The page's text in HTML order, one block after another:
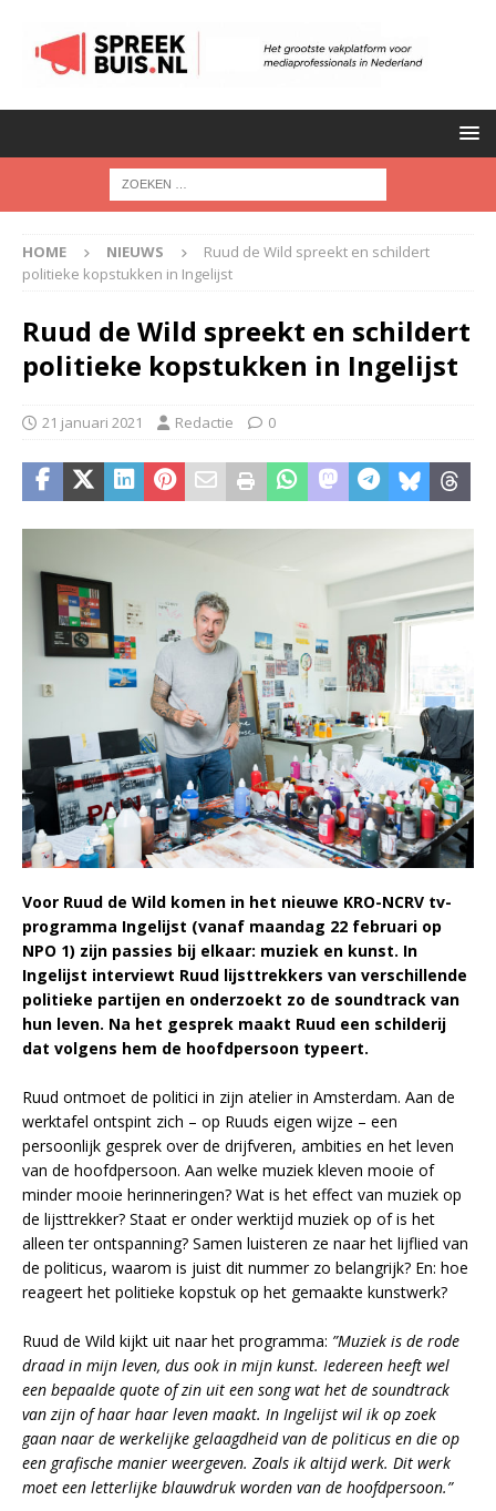
HOME NIEUWS
Ruud de Wild spreekt en schildert
politieke kopstukken in Ingelijst
Ruud de Wild spreekt en schildert
politieke kopstukken in Ingelijst
21 januari 2021 Redactie 0
Voor Ruud de Wild komen in het nieuwe KRO-NCRV tv-
programma Ingelijst (vanaf maandag 22 februari op
NPO 1) zijn passies bij elkaar: muziek en kunst. In
Ingelijst interviewt Ruud lijsttrekkers van verschillende
politieke partijen en onderzoekt zo de soundtrack van
hun leven. Na het gesprek maakt Ruud een schilderij
dat volgens hem de hoofdpersoon typeert.
Ruud ontmoet de politici in zijn atelier in Amsterdam. Aan de
werktafel ontspint zich – op Ruuds eigen wijze – een
persoonlijk gesprek over de drijfveren, ambities en het leven
van de hoofdpersoon. Aan welke muziek kleven mooie of
minder mooie herinneringen? Wat is het effect van muziek op
de lijsttrekker? Staat er onder werktijd muziek op of is het
alleen ter ontspanning? Samen luisteren ze naar het lijflied van
de politicus, waarom is juist dit nummer zo belangrijk? En: hoe
reageert het politieke kopstuk op het gemaakte kunstwerk?
Ruud de Wild kijkt uit naar het programma: ”Muziek is de rode
draad in mijn leven, dus ook in mijn kunst. Iedereen heeft wel
een bepaalde quote of zin uit een song wat het de soundtrack
van zijn of haar haar leven maakt. In Ingelijst wil ik op zoek
gaan naar de werkelijke gelaagdheid van de politicus en die op
een grafische manier weergeven. Zoals ik altijd werk. Dit werk
moet een letterlijke blauwdruk worden van de hoofdpersoon.”